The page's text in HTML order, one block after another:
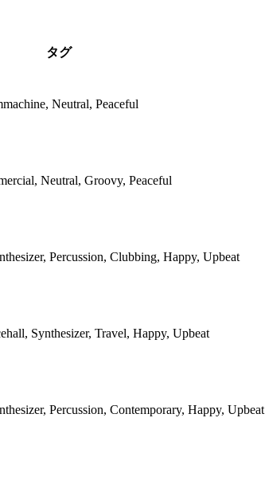
タグ
Neutral, Peaceful
Neutral, Groovy, Peaceful
Percussion, Clubbing, Happy, Upbeat
Synthesizer, Travel, Happy, Upbeat
Percussion, Contemporary, Happy, Upbeat